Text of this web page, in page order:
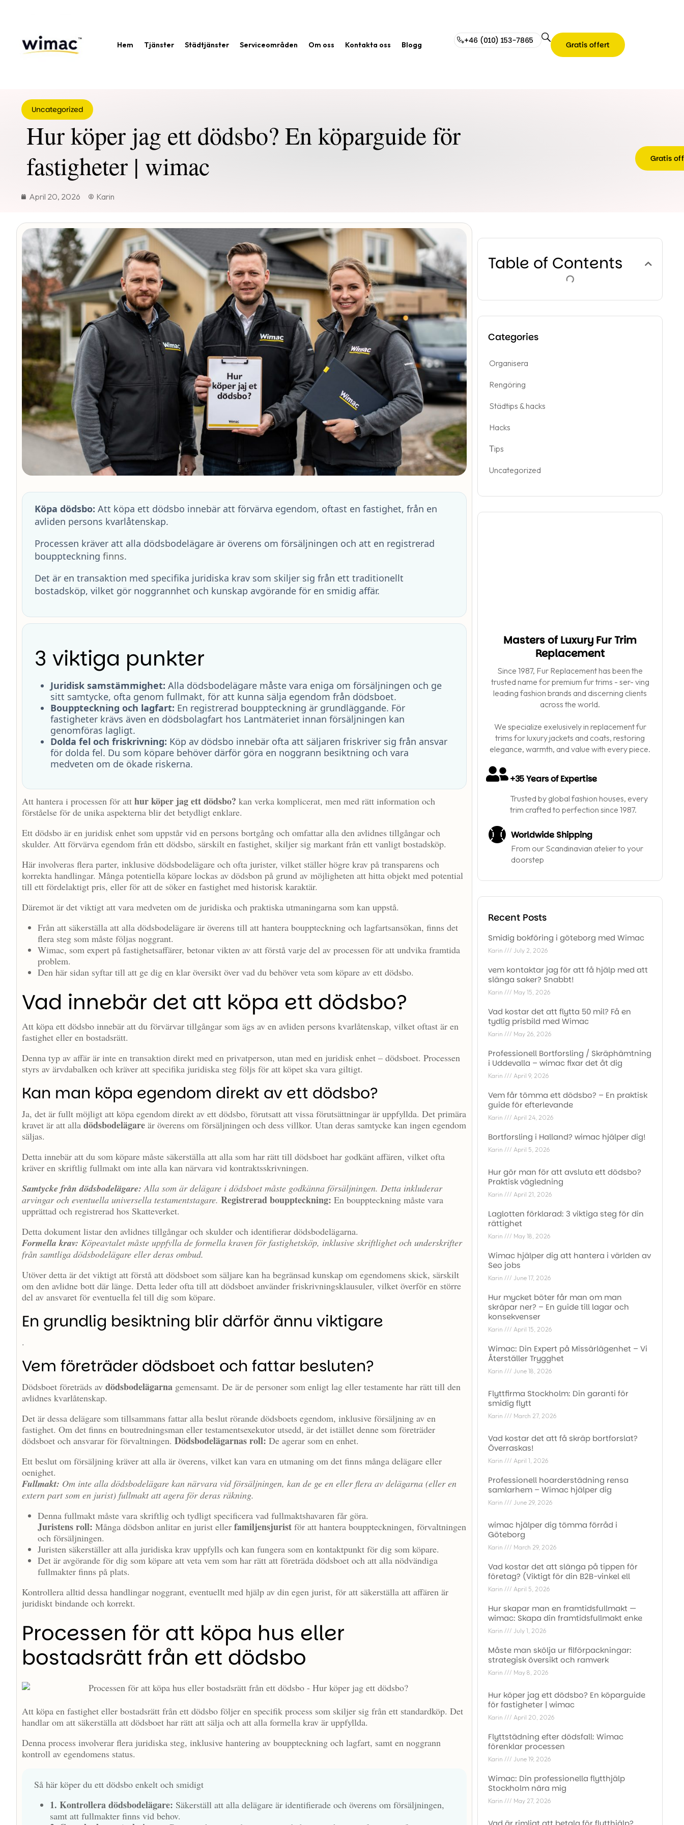
Hem Tjänster Städtjänster Serviceområden Om oss Kontakta oss Blogg +46 (010) 153-7865 Gratis offert
Gratis
Uncategorized
Hur köper jag ett dödsbo? En köparguide för
fastigheter | wimac
April 20, 2026 Karin
Köpa dödsbo: Att köpa ett dödsbo innebär att förvärva egendom, oftast en fastighet, från en
avliden persons kvarlåtenskap.
Processen kräver att alla dödsbodelägare är överens om försäljningen och att en registrerad
bouppteckning finns.
Det är en transaktion med specifika juridiska krav som skiljer sig från ett traditionellt
bostadsköp, vilket gör noggrannhet och kunskap avgörande för en smidig affär.
3 viktiga punkter
Juridisk samstämmighet: Alla dödsbodelägare måste vara eniga om försäljningen och ge
sitt samtycke, ofta genom fullmakt, för att kunna sälja egendom från dödsboet.
Bouppteckning och lagfart: En registrerad bouppteckning är grundläggande. För
fastigheter krävs även en dödsbolagfart hos Lantmäteriet innan försäljningen kan
genomföras lagligt.
Dolda fel och friskrivning: Köp av dödsbo innebär ofta att säljaren friskriver sig från ansvar
för dolda fel. Du som köpare behöver därför göra en noggrann besiktning och vara
medveten om de ökade riskerna.
Att hantera i processen för att hur köper jag ett dödsbo? kan verka komplicerat, men med rätt information och
förståelse för de unika aspekterna blir det betydligt enklare.
Ett dödsbo är en juridisk enhet som uppstår vid en persons bortgång och omfattar alla den avlidnes tillgångar och
skulder. Att förvärva egendom från ett dödsbo, särskilt en fastighet, skiljer sig markant från ett vanligt bostadsköp.
Här involveras flera parter, inklusive dödsbodelägare och ofta jurister, vilket ställer högre krav på transparens och
korrekta handlingar. Många potentiella köpare lockas av dödsbon på grund av möjligheten att hitta objekt med potential
till ett fördelaktigt pris, eller för att de söker en fastighet med historisk karaktär.
Däremot är det viktigt att vara medveten om de juridiska och praktiska utmaningarna som kan uppstå.
Från att säkerställa att alla dödsbodelägare är överens till att hantera bouppteckning och lagfartsansökan, finns det
flera steg som måste följas noggrant.
Wimac, som expert på fastighetsaffärer, betonar vikten av att förstå varje del av processen för att undvika framtida
problem.
Den här sidan syftar till att ge dig en klar översikt över vad du behöver veta som köpare av ett dödsbo.
Vad innebär det att köpa ett dödsbo?
Att köpa ett dödsbo innebär att du förvärvar tillgångar som ägs av en avliden persons kvarlåtenskap, vilket oftast är en
fastighet eller en bostadsrätt.
Denna typ av affär är inte en transaktion direkt med en privatperson, utan med en juridisk enhet – dödsboet. Processen
styrs av ärvdabalken och kräver att specifika juridiska steg följs för att köpet ska vara giltigt.
Kan man köpa egendom direkt av ett dödsbo?
Ja, det är fullt möjligt att köpa egendom direkt av ett dödsbo, förutsatt att vissa förutsättningar är uppfyllda. Det primära
kravet är att alla dödsbodelägare är överens om försäljningen och dess villkor. Utan deras samtycke kan ingen egendom
säljas.
Detta innebär att du som köpare måste säkerställa att alla som har rätt till dödsboet har godkänt affären, vilket ofta
kräver en skriftlig fullmakt om inte alla kan närvara vid kontraktsskrivningen.
Samtycke från dödsbodelägare: Alla som är delägare i dödsboet måste godkänna försäljningen. Detta inkluderar
arvingar och eventuella universella testamentstagare. Registrerad bouppteckning: En bouppteckning måste vara
upprättad och registrerad hos Skatteverket.
Detta dokument listar den avlidnes tillgångar och skulder och identifierar dödsbodelägarna.
Formella krav: Köpeavtalet måste uppfylla de formella kraven för fastighetsköp, inklusive skriftlighet och underskrifter
från samtliga dödsbodelägare eller deras ombud.
Utöver detta är det viktigt att förstå att dödsboet som säljare kan ha begränsad kunskap om egendomens skick, särskilt
om den avlidne bott där länge. Detta leder ofta till att dödsboet använder friskrivningsklausuler, vilket överför en större
del av ansvaret för eventuella fel till dig som köpare.
En grundlig besiktning blir därför ännu viktigare
.
Vem företräder dödsboet och fattar besluten?
Dödsboet företräds av dödsbodelägarna gemensamt. De är de personer som enligt lag eller testamente har rätt till den
avlidnes kvarlåtenskap.
Det är dessa delägare som tillsammans fattar alla beslut rörande dödsboets egendom, inklusive försäljning av en
fastighet. Om det finns en boutredningsman eller testamentsexekutor utsedd, är det istället denne som företräder
dödsboet och ansvarar för förvaltningen. Dödsbodelägarnas roll: De agerar som en enhet.
Ett beslut om försäljning kräver att alla är överens, vilket kan vara en utmaning om det finns många delägare eller
oenighet.
Fullmakt: Om inte alla dödsbodelägare kan närvara vid försäljningen, kan de ge en eller flera av delägarna (eller en
extern part som en jurist) fullmakt att agera för deras räkning.
Denna fullmakt måste vara skriftlig och tydligt specificera vad fullmaktshavaren får göra.
Juristens roll: Många dödsbon anlitar en jurist eller familjensjuristför att hantera bouppteckningen, förvaltningen
och försäljningen.
Juristen säkerställer att alla juridiska krav uppfylls och kan fungera som en kontaktpunkt för dig som köpare.
Det är avgörande för dig som köpare att veta vem som har rätt att företräda dödsboet och att alla nödvändiga
fullmakter finns på plats.
Kontrollera alltid dessa handlingar noggrant, eventuellt med hjälp av din egen jurist, för att säkerställa att affären är
juridiskt bindande och korrekt.
Processen för att köpa hus eller
bostadsrätt från ett dödsbo
Att köpa en fastighet eller bostadsrätt från ett dödsbo följer en specifik process som skiljer sig från ett standardköp. Det
handlar om att säkerställa att dödsboet har rätt att sälja och att alla formella krav är uppfyllda.
Denna process involverar flera juridiska steg, inklusive hantering av bouppteckning och lagfart, samt en noggrann
kontroll av egendomens status.
Så här köper du ett dödsbo enkelt och smidigt
1. Kontrollera dödsbodelägare: Säkerställ att alla delägare är identifierade och överens om försäljningen,
samt att fullmakter finns vid behov.
Table of Contents
Categories
Organisera
Rengöring
Städtips & hacks
Hacks
Тips
Uncategorized
Masters of Luxury Fur Trim
Replacement
Since 1987, Fur Replacement has been the
trusted name for premium fur trims - ser- ving
leading fashion brands and discerning clients
across the world.
We specialize exelusively in replacement fur
trims for luxury jackets and coats, restoring
elegance, warmth, and value with every piece.
+35 Years of Expertise
Trusted by global fashion houses, every
trim crafted to perfection since 1987.
Worldwide Shipping
From our Scandinavian atelier to your
doorstep
Recent Posts
Smidig bokföring i göteborg med Wimac
Karin July 2, 2026
vem kontaktar jag för att få hjälp med att
slänga saker? Snabbt!
Karin May 15, 2026
Vad kostar det att flytta 50 mil? Få en
tydlig prisbild med Wimac
Karin May 26, 2026
Professionell Bortforsling / Skräphämtning
i Uddevalla – wimac fixar det åt dig
Karin April 9, 2026
Vem får tömma ett dödsbo? – En praktisk
guide för efterlevande
Karin April 24, 2026
Bortforsling i Halland? wimac hjälper dig!
Karin April 5, 2026
Hur gör man för att avsluta ett dödsbo?
Praktisk vägledning
Karin April 21, 2026
Laglotten förklarad: 3 viktiga steg för din
rättighet
Karin May 18, 2026
Wimac hjälper dig att hantera i världen av
Seo jobs
Karin June 17, 2026
Hur mycket böter får man om man
skräpar ner? – En guide till lagar och
konsekvenser
Karin April 15, 2026
Wimac: Din Expert på Missärlägenhet – Vi
Återställer Trygghet
Karin June 18, 2026
Flyttfirma Stockholm: Din garanti för
smidig flytt
Karin March 27, 2026
Vad kostar det att få skräp bortforslat?
Överraskas!
Karin April 1, 2026
Professionell hoarderstädning rensa
samlarhem – Wimac hjälper dig
Karin June 29, 2026
wimac hjälper dig tömma förråd i
Göteborg
Karin March 29, 2026
Vad kostar det att slänga på tippen för
företag? (Viktigt för din B2B-vinkel ell
Karin April 5, 2026
Hur skapar man en framtidsfullmakt —
wimac: Skapa din framtidsfullmakt enke
Karin July 1, 2026
Måste man skölja ur filförpackningar:
strategisk översikt och ramverk
Karin May 8, 2026
Hur köper jag ett dödsbo? En köparguide
för fastigheter | wimac
Karin April 20, 2026
Flyttstädning efter dödsfall: Wimac
förenklar processen
Karin June 19, 2026
Wimac: Din professionella flytthjälp
Stockholm nära mig
Karin May 27, 2026